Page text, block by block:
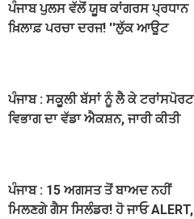
ਪੰਜਾਬ ਪੁਲਸ ਵੱਲੋਂ ਯੂਥ ਕਾਂਗਰਸ ਪ੍ਰਧਾਨ
ਖ਼ਿਲਾਫ਼ ਪਰਚਾ ਦਰਜ! ''ਲੁੱਕ ਆਊਟ
ਪੰਜਾਬ : ਸਕੂਲੀ ਬੱਸਾਂ ਨੂੰ ਲੈ ਕੇ ਟਰਾਂਸਪੋਰਟ
ਵਿਭਾਗ ਦਾ ਵੱਡਾ ਐਕਸ਼ਨ, ਜਾਰੀ ਕੀਤੀ
ਪੰਜਾਬ : 15 ਅਗਸਤ ਤੋਂ ਬਾਅਦ ਨਹੀਂ
ਮਿਲਣਗੇ ਗੈਸ ਸਿਲੰਡਰ! ਹੋ ਜਾਓ ALERT,